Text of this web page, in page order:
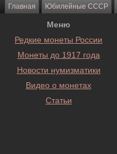
Главная Юбилейные СССР
Меню
Редкие монеты России
Монеты до 1917 года
Новости нумизматики
Видео о монетах
Статьи